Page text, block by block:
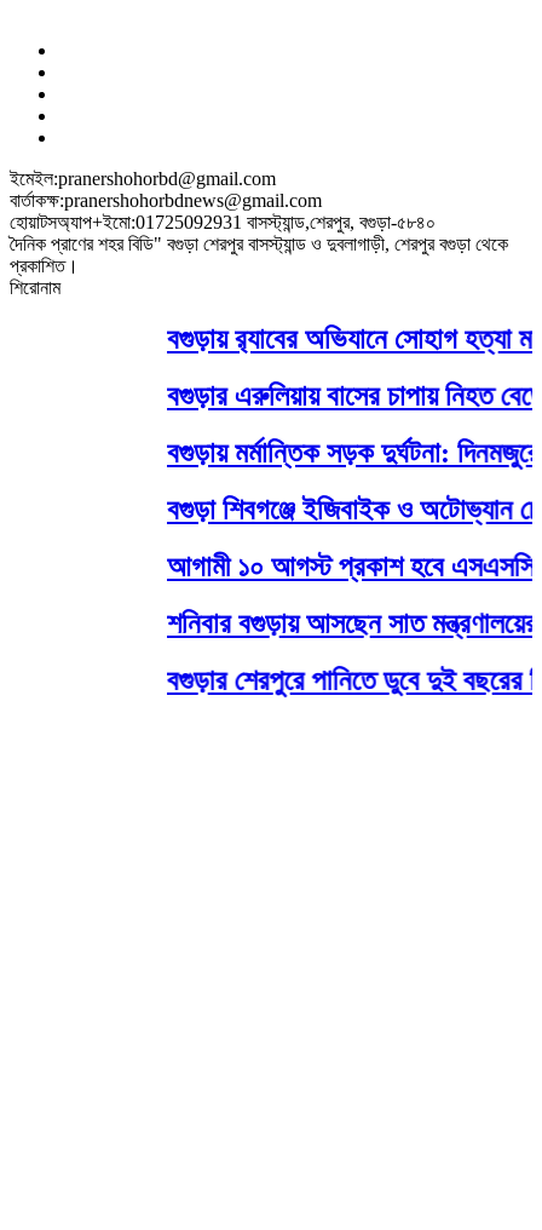
ইমেইল:pranershohorbd@gmail.com
বার্তাকক্ষ:pranershohorbdnews@gmail.com
হোয়াটসঅ্যাপ+ইমো:01725092931 বাসস্ট্যান্ড,শেরপুর, বগুড়া-৫৮৪০
দৈনিক প্রাণের শহর বিডি" বগুড়া শেরপুর বাসস্ট্যান্ড ও দুবলাগাড়ী, শেরপুর বগুড়া থেকে
প্রকাশিত।
শিরোনাম
‎বগুড়ায় র‍্যাবের অভিযানে সোহাগ হত্যা
বগুড়ার এরুলিয়ায় বাসের চাপায় নিহত
বগুড়ায় মর্মান্তিক সড়ক দুর্ঘটনা: দিনমজুরের
বগুড়া শিবগঞ্জে ইজিবাইক ও অটোভ্যান চোর
আগামী ১০ আগস্ট প্রকাশ হবে এসএসসি ও
শনিবার বগুড়ায় আসছেন সাত মন্ত্রণালয়ের
বগুড়ার শেরপুরে পানিতে ডুবে দুই বছরের শিশুর